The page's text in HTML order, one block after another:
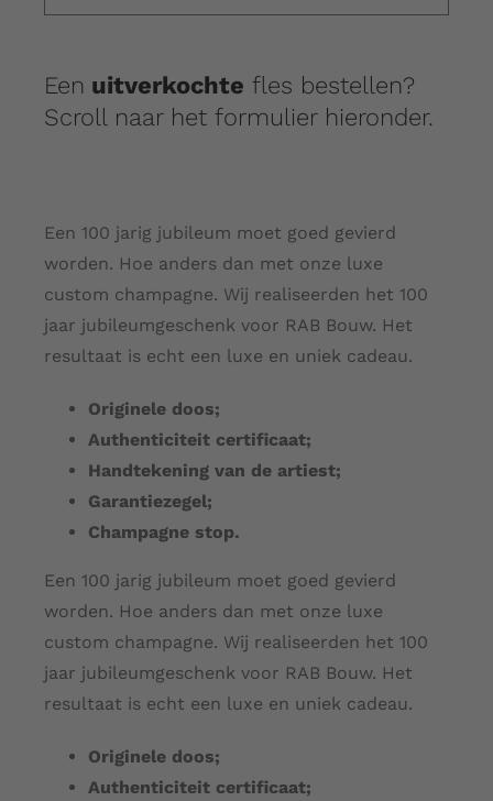
Een uitverkochte fles bestellen?
Scroll naar het formulier hieronder.
Een 100 jarig jubileum moet goed gevierd
worden. Hoe anders dan met onze luxe
custom champagne. Wij realiseerden het 100
jaar jubileumgeschenk voor RAB Bouw. Het
resultaat is echt een luxe en uniek cadeau.
Originele doos;
Authenticiteit certificaat;
Handtekening van de artiest;
Garantiezegel;
Champagne stop.
Een 100 jarig jubileum moet goed gevierd
worden. Hoe anders dan met onze luxe
custom champagne. Wij realiseerden het 100
jaar jubileumgeschenk voor RAB Bouw. Het
resultaat is echt een luxe en uniek cadeau.
Originele doos;
Authenticiteit certificaat;